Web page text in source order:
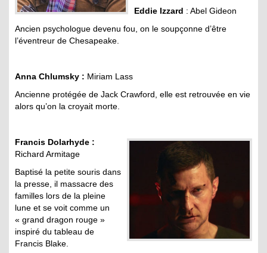
Eddie Izzard : Abel Gideon
Ancien psychologue devenu fou, on le soupçonne d’être
l’éventreur de Chesapeake.
Anna Chlumsky : Miriam Lass
Ancienne protégée de Jack Crawford, elle est retrouvée en vie
alors qu’on la croyait morte.
Francis Dolarhyde :
Richard Armitage
Baptisé la petite souris dans
la presse, il massacre des
familles lors de la pleine
lune et se voit comme un
« grand dragon rouge »
inspiré du tableau de
Francis Blake.